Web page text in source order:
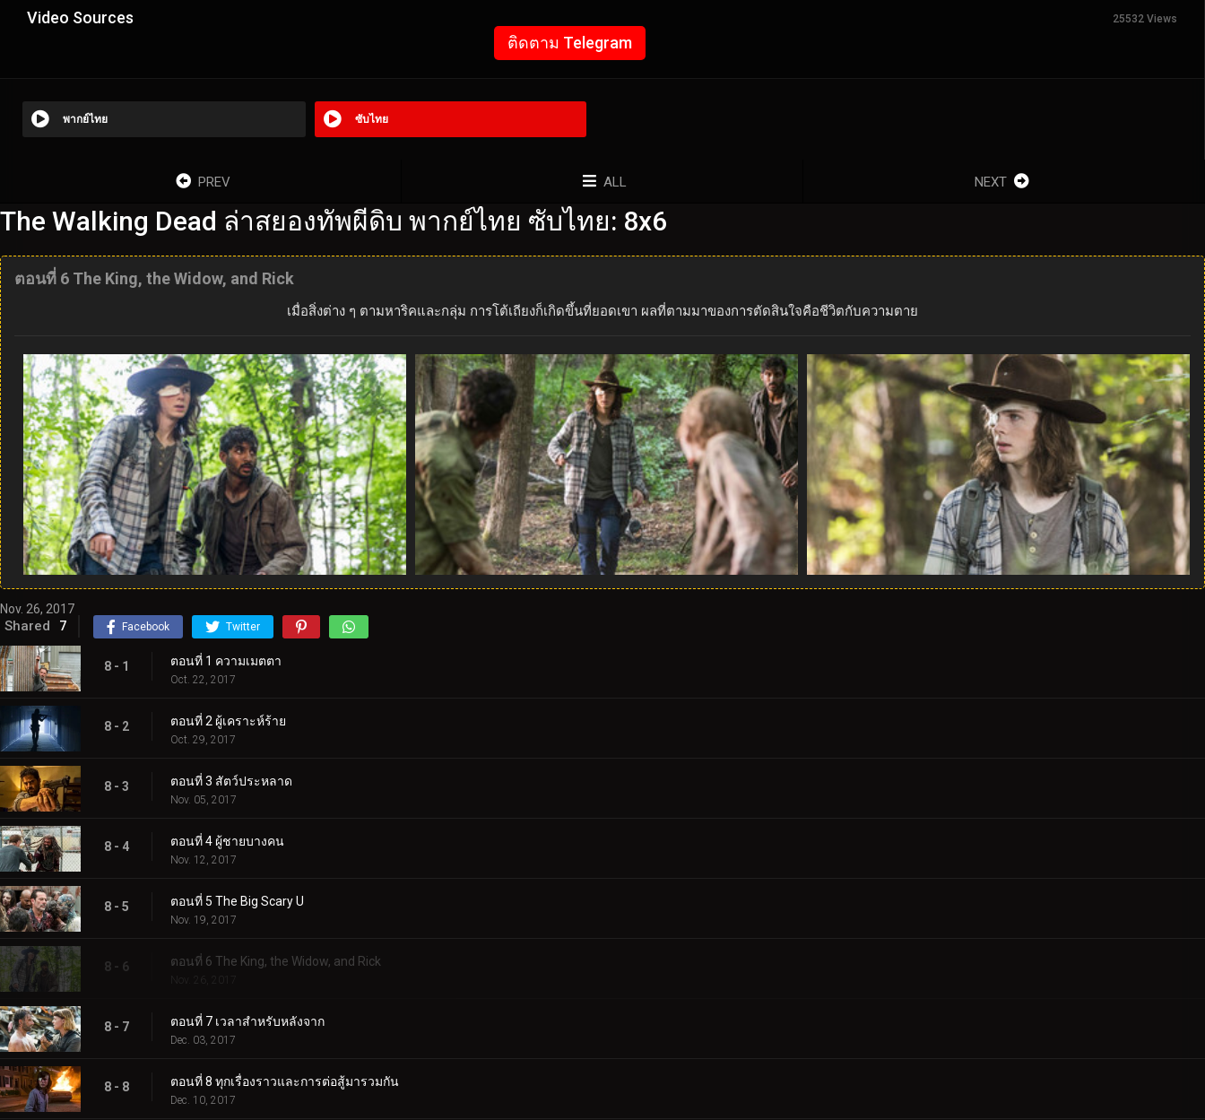
Video Sources 25532 Views
ติดตาม Telegram
พากย์ไทย ซับไทย
PREV ALL NEXT
The Walking Dead ล่าสยองทัพผีดิบ พากย์ไทย ซับไทย: 8x6
ตอนที่ 6 The King, the Widow, and Rick
เมื่อสิ่งต่าง ๆ ตามหาริคและกลุ่ม การโต้เถียงก็เกิดขึ้นที่ยอดเขา ผลที่ตามมาของการตัดสินใจคือชีวิตกับความตาย
Nov. 26, 2017
Shared 7 Facebook Twitter
8 - 1 ตอนที่ 1 ความเมตตา
Oct. 22, 2017
8 - 2 ตอนที่ 2 ผู้เคราะห์ร้าย
Oct. 29, 2017
8 - 3 ตอนที่ 3 สัตว์ประหลาด
Nov. 05, 2017
8 - 4 ตอนที่ 4 ผู้ชายบางคน
Nov. 12, 2017
8 - 5 ตอนที่ 5 The Big Scary U
Nov. 19, 2017
8 - 6 ตอนที่ 6 The King, the Widow, and Rick
Nov. 26, 2017
8 - 7 ตอนที่ 7 เวลาสำหรับหลังจาก
Dec. 03, 2017
8 - 8 ตอนที่ 8 ทุกเรื่องราวและการต่อสู้มารวมกัน
Dec. 10, 2017